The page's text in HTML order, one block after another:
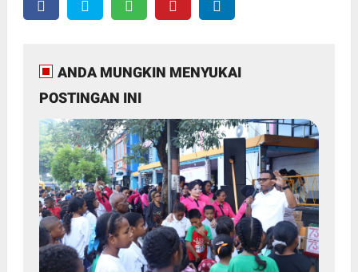
ANDA MUNGKIN MENYUKAI
POSTINGAN INI